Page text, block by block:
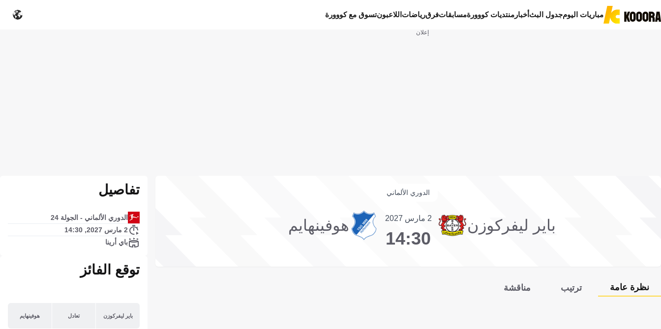
مباريات اليومجدول البثأخبار منتديات كووورةمسابقاتفرقرياضات اللاعبونتسوق مع كووورة
إعلان
الدوري الألماني
باير ليفركوزن 2 مارس 2027
14:30
هوفينهايم
نظرة عامة ترتيب مناقشة
تفاصيل
الدوري الألماني - الجولة 24
2 مارس 2027, 14:30
باي أرينا
توقع الفائز
باير ليفركوزن تعادل هوفينهايم